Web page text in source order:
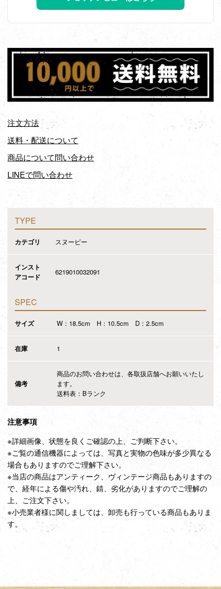
注文方法
送料・配送について
商品について問い合わせ
LINEで問い合わせ
TYPE
カテゴリ スヌーピー
インスト
アコード
6219010032091
SPEC
サイズ W：18.5cm H：10.5cm D：2.5cm
在庫 1
備考
商品のお問い合わせは、各取扱店舗へお願いいたし
ます。
送料表：Bランク
注意事項
※詳細画像、状態を良くご確認の上、ご判断下さい。
※ご覧の通信機器によっては、写真と実物の色味が多少異なる
場合もありますのでご理解下さい。
※当店の商品はアンティーク、ヴィンテージ商品もありますの
で、経年による傷や汚れ、錆、劣化がありますのでご理解の
上、ご注文下さい。
※小売業者様に関しましては、卸売も行っている商品もありま
す。